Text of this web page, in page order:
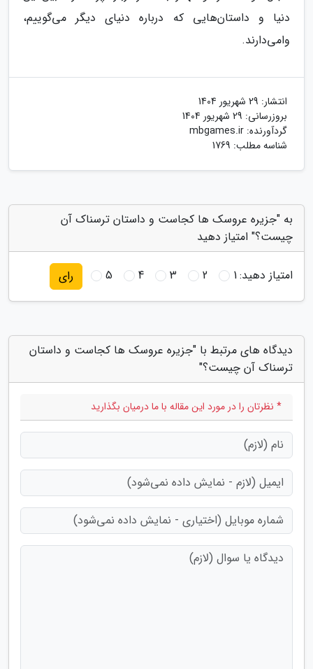
دنیا و داستان‌هایی که درباره دنیای دیگر می‌گوییم،
وامی‌دارند.
انتشار: 29 شهریور 1404
بروزرسانی: 29 شهریور 1404
گردآورنده: mbgames.ir
شناسه مطلب: 1769
به "جزیره عروسک ها کجاست و داستان ترسناک آن
چیست؟" امتیاز دهید
امتیاز دهید:1
2
3
4
5 رای
دیدگاه های مرتبط با "جزیره عروسک ها کجاست و داستان
ترسناک آن چیست؟"
* نظرتان را در مورد این مقاله با ما درمیان بگذارید